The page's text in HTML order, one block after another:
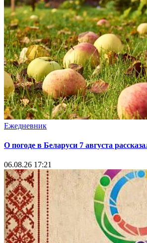
Ежедневник
О погоде в Беларуси 7 августа
06.08.26 17:21